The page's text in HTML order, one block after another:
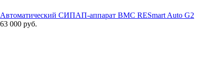
Автоматический СИПАП-аппарат BMC RESmart Auto G2
63 000 руб.